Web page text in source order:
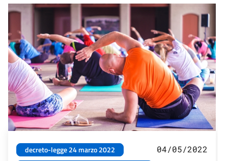
decreto-legge 24 marzo 2022
04/05/2022